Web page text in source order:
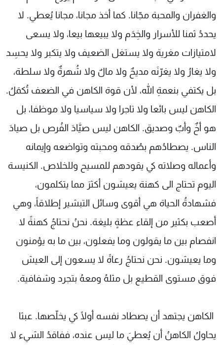
والغفران والمحبة مجّانا. كما أخذ مجانا، مجانا يُعطي. لا
يحددُ ثمنا للأسرار والخِدَم ولا يبيعها بيعا، ولا يسعى
لامتيازات مغرية ولا يستغل الضعيف ولا يتكبر ولا يحسِد
ولا يغارُ ولا يغرّنَه مديحٌ ولا مالٌ ولا شُهرةٌ ولا سلطة،
بل يكتفي بنعمةِ الله، لأن قوة الكاهن في الضعف تُكمَلُ.
الكاهن ليس بائعا ولا تاجرا ولا سياسيا ولا موظفا، بل
هو أخٌ وأبٌ وصديق. الكاهن ليس صيَّادَ الفُرص بل صيادَ
الناس. يصطادُهم بصُدقه ومحبته وتواضعه وإيمانه
وأعماله وصلاته كي يقودهم للمسيح وللخلاص. الكنيسة
اليوم تحتاج الى كهنة يعيشون أكثرَ مما يتكلمون،
فشهادةُ الحياة هي أقوى وسائل التبشير إطلاقاً، وهي
أصعب بكثير من إلقاء عظةٍ بليغة. نحنُ نحتاجُ كهنةً لا
انفصام بين ما يقولون وما يفعلون، بين ما به يؤمنون
وما يعيشون. نحن نحتاجُ رعاةً لا يسعون إلى العيش
فوق مستوى القطيع بل مثلهُ ومعهُ بتجرد وشفافية.
الكاهن يجتهد أن يصطاد نفسه أولًا كي يخلّصها. عبثا
يحاولُ الكاهنُ أن يُعطيَ ما ليس عنده، ففاقدُ الشيء لا